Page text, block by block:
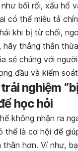
bối rối, xấu hổ
có thể miêu tả
khi bị từ chối,
thẳng thắn
sẻ chúng với
đầu và kiểm
nghiệm
học hỏi
không nhận ra
là cơ hội để
thân hơn. Ví như,